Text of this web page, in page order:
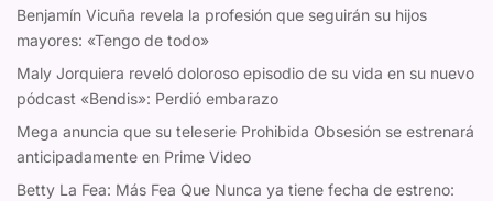
Benjamín Vicuña revela la profesión que seguirán su hijos
mayores: «Tengo de todo»
Maly Jorquiera reveló doloroso episodio de su vida en su nuevo
pódcast «Bendis»: Perdió embarazo
Mega anuncia que su teleserie Prohibida Obsesión se estrenará
anticipadamente en Prime Video
Betty La Fea: Más Fea Que Nunca ya tiene fecha de estreno: